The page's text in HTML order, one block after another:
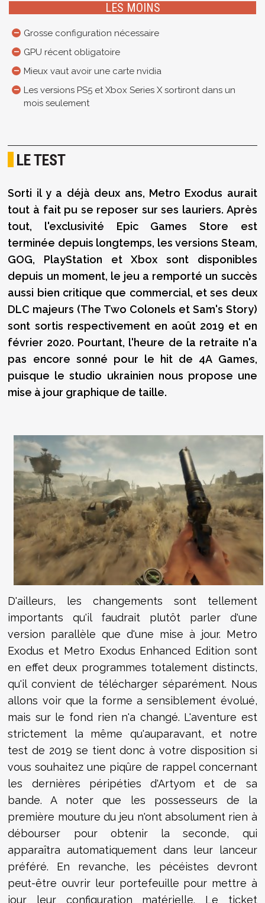
LES MOINS
Grosse configuration nécessaire
GPU récent obligatoire
Mieux vaut avoir une carte nvidia
Les versions PS5 et Xbox Series X sortiront dans un
mois seulement
LE TEST
Sorti il y a déjà deux ans, Metro Exodus aurait
tout à fait pu se reposer sur ses lauriers. Après
tout, l'exclusivité Epic Games Store est
terminée depuis longtemps, les versions Steam,
GOG, PlayStation et Xbox sont disponibles
depuis un moment, le jeu a remporté un succès
aussi bien critique que commercial, et ses deux
DLC majeurs (The Two Colonels et Sam's Story)
sont sortis respectivement en août 2019 et en
février 2020. Pourtant, l'heure de la retraite n'a
pas encore sonné pour le hit de 4A Games,
puisque le studio ukrainien nous propose une
mise à jour graphique de taille.
D'ailleurs, les changements sont tellement
importants qu'il faudrait plutôt parler d'une
version parallèle que d'une mise à jour. Metro
Exodus et Metro Exodus Enhanced Edition sont
en effet deux programmes totalement distincts,
qu'il convient de télécharger séparément. Nous
allons voir que la forme a sensiblement évolué,
mais sur le fond rien n'a changé. L'aventure est
strictement la même qu'auparavant, et notre
test de 2019 se tient donc à votre disposition si
vous souhaitez une piqûre de rappel concernant
les dernières péripéties d'Artyom et de sa
bande. A noter que les possesseurs de la
première mouture du jeu n'ont absolument rien à
débourser pour obtenir la seconde, qui
apparaîtra automatiquement dans leur lanceur
préféré. En revanche, les pécéistes devront
peut-être ouvrir leur portefeuille pour mettre à
jour leur configuration matérielle. Le ticket